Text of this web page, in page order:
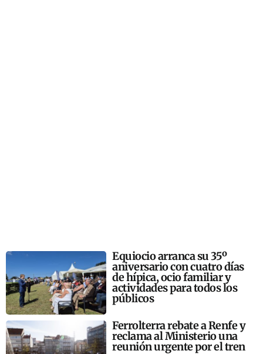
Equiocio arranca su 35º
aniversario con cuatro días
de hípica, ocio familiar y
actividades para todos los
públicos
Ferrolterra rebate a Renfe y
reclama al Ministerio una
reunión urgente por el tren